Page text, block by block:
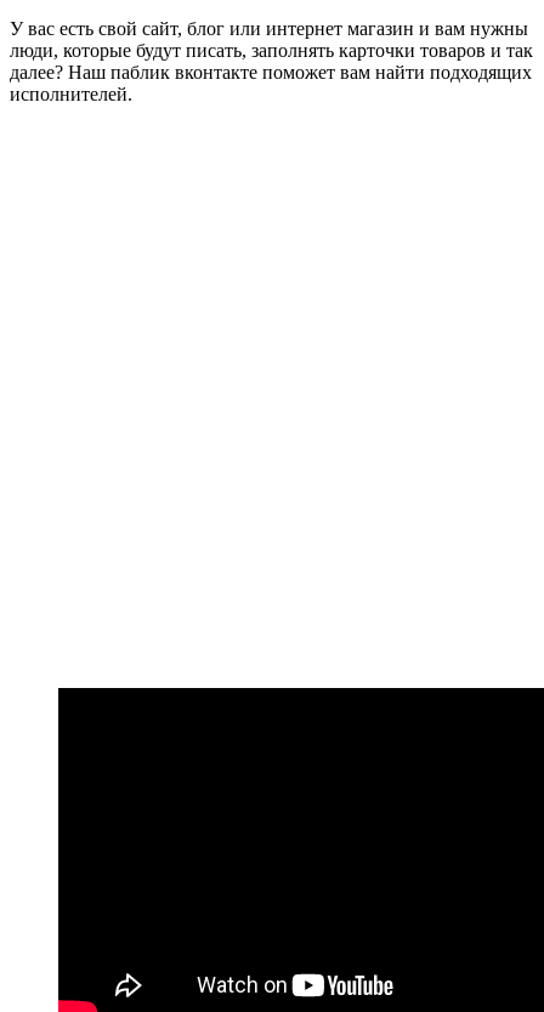
У вас есть свой сайт, блог или интернет магазин и вам нужны
люди, которые будут писать, заполнять карточки товаров и так
далее? Наш паблик вконтакте поможет вам найти подходящих
исполнителей.